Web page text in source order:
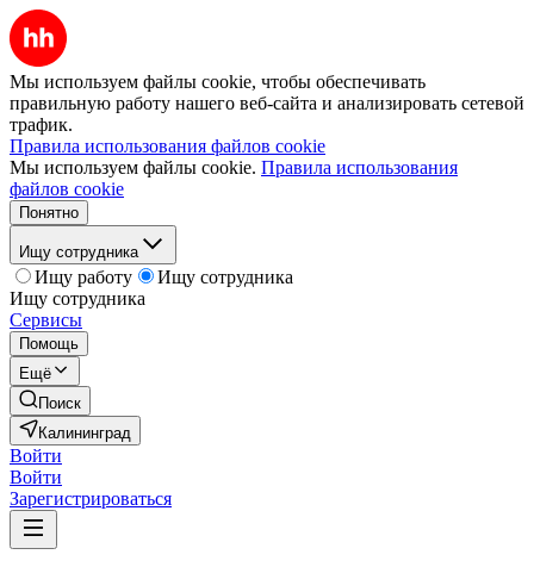
Мы используем файлы cookie, чтобы обеспечивать
правильную работу нашего веб-сайта и анализировать сетевой
трафик.
Правила использования файлов cookie
Мы используем файлы cookie. Правила использования
файлов cookie
Понятно
Ищу сотрудника
Ищу работу
Ищу сотрудника
Ищу сотрудника
Сервисы
Помощь
Ещё
Поиск
Калининград
Войти
Войти
Зарегистрироваться